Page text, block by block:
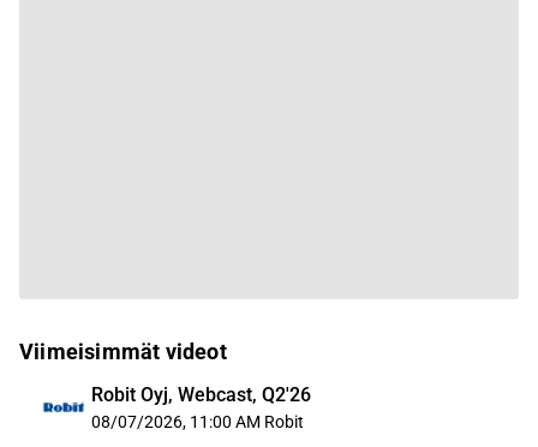
Viimeisimmät videot
Robit Oyj, Webcast, Q2'26
08/07/2026, 11:00 AM Robit